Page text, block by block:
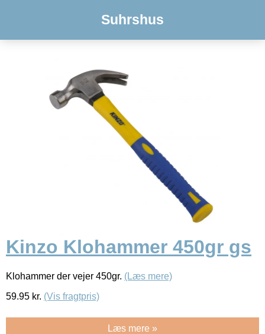
Suhrshus
Kinzo Klohammer 450gr gs
Klohammer der vejer 450gr. (Læs mere)
59.95 kr. (Vis fragtpris)
Læs mere »